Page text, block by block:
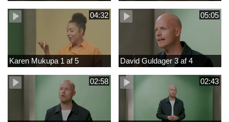
04:32
Karen Mukupa 1 af 5
05:05
David Guldager 3 af 4
02:58 02:43